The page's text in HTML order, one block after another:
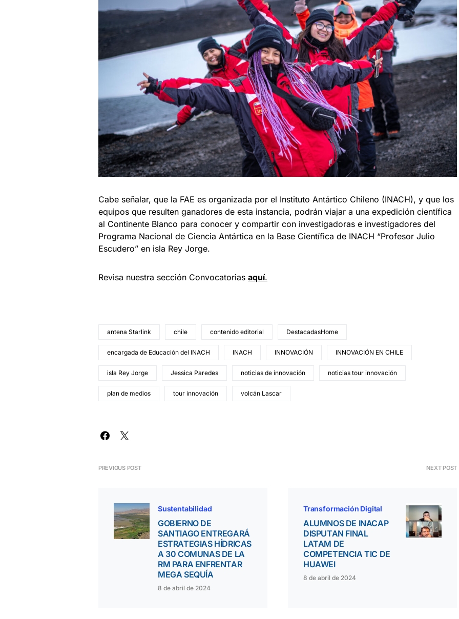
Cabe señalar, que la FAE es organizada por el Instituto Antártico Chileno (INACH), y que los
equipos que resulten ganadores de esta instancia, podrán viajar a una expedición científica
al Continente Blanco para conocer y compartir con investigadoras e investigadores del
Programa Nacional de Ciencia Antártica en la Base Científica de INACH “Profesor Julio
Escudero” en isla Rey Jorge.
Revisa nuestra sección Convocatorias aquí.
antena Starlink chile contenido editorial DestacadasHome
encargada de Educación del INACH INACH INNOVACIÓN INNOVACIÓN EN CHILE
isla Rey Jorge Jessica Paredes noticias de innovación noticias tour innovación
plan de medios tour innovación volcán Lascar
PREVIOUS POST
Sustentabilidad
GOBIERNO DE
SANTIAGO ENTREGARÁ
ESTRATEGIAS HÍDRICAS
A 30 COMUNAS DE LA
RM PARA ENFRENTAR
MEGA SEQUÍA
8 de abril de 2024
NEXT POST
Transformación Digital
ALUMNOS DE INACAP
DISPUTAN FINAL
LATAM DE
COMPETENCIA TIC DE
HUAWEI
8 de abril de 2024